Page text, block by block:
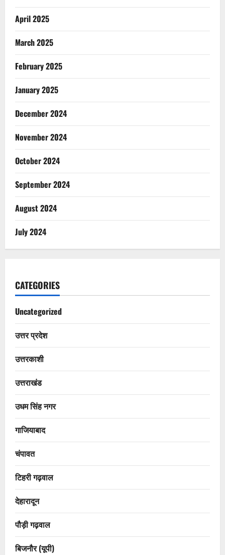
April 2025
March 2025
February 2025
January 2025
December 2024
November 2024
October 2024
September 2024
August 2024
July 2024
CATEGORIES
Uncategorized
उत्तर प्रदेश
उत्तरकाशी
उत्तराखंड
उधम सिंह नगर
गाजियाबाद
चंपावत
टिहरी गढ़वाल
देहारादून
पौड़ी गढ़वाल
बिजनौर (यूपी)